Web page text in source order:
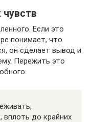
Если это
понимает, что
он сделает вывод и
Пережить это
вплоть до крайних